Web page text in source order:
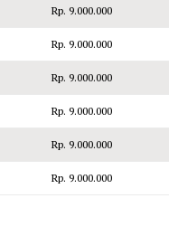
Rp. 9.000.000
Rp. 9.000.000
Rp. 9.000.000
Rp. 9.000.000
Rp. 9.000.000
Rp. 9.000.000